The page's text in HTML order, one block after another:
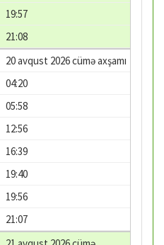
19:57
21:08
20 avqust 2026 cümə axşamı
04:20
05:58
12:56
16:39
19:40
19:56
21:07